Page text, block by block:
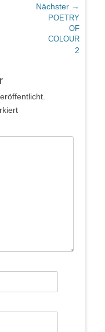
Nächster →
POETRY
OF
COLOUR
2